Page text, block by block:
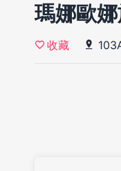
瑪娜歐
收藏